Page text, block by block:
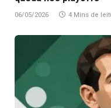
06/05/2026 4 Mins de